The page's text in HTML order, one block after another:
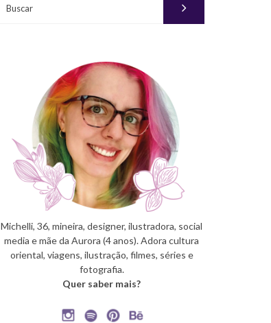
Michelli, 36, mineira, designer, ilustradora, social
media e mãe da Aurora (4 anos). Adora cultura
oriental, viagens, ilustração, filmes, séries e
fotografia.
Quer saber mais?